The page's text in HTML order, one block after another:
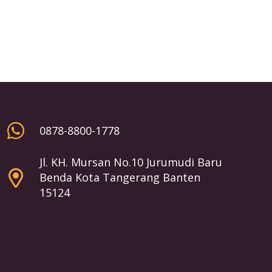
0878-8800-1778
Jl. KH. Mursan No.10 Jurumudi Baru
Benda Kota Tangerang Banten
15124